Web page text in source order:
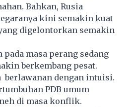
Bahkan, Rusia
kini semakin kuat
digelontorkan semakin
masa perang sedang
berkembang pesat.
dengan intuisi.
PDB umum
di masa konflik.